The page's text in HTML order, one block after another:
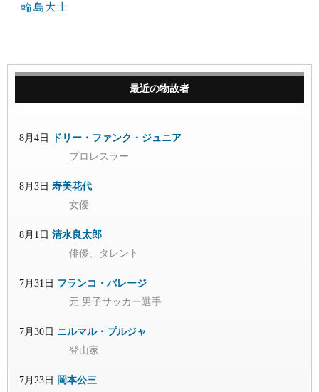
輪島大士
最近の物故者
8月4日
ドリー・ファンク・ジュニア
プロレスラー
8月3日 寿美花代
女優
8月1日 清水良太郎
俳優、タレント
7月31日 フランコ・バレージ
元 男子サッカー選手
7月30日 ニルマル・プルジャ
登山家
7月23日 岡本公三